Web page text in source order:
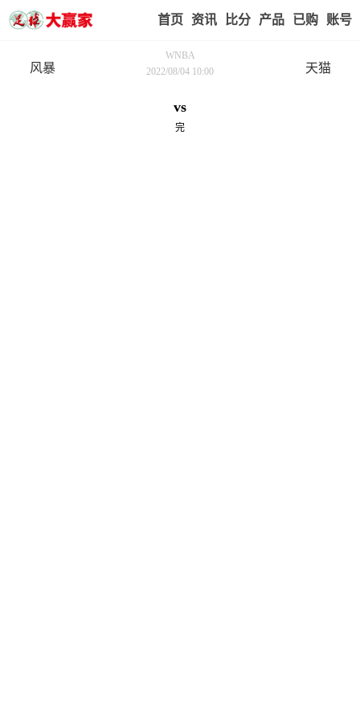
首页 赢家视点赛事比分实战版入口
我的
WNBA
2022/08/04 10:00
vs
完
风暴 天猫